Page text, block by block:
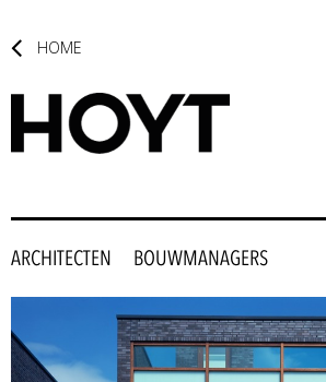
HOME
ARCHITECTEN BOUWMANAGERS